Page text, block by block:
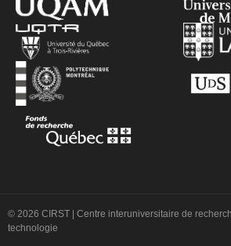
© 2026 CIRST | Centre interuniversitaire de
technologie